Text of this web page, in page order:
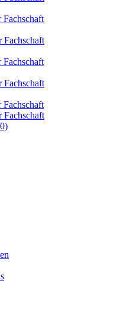
Fachschaft
Fachschaft
Fachschaft
Fachschaft
Fachschaft
Fachschaft